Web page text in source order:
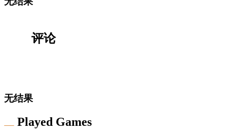
评论
无结果
Played Games